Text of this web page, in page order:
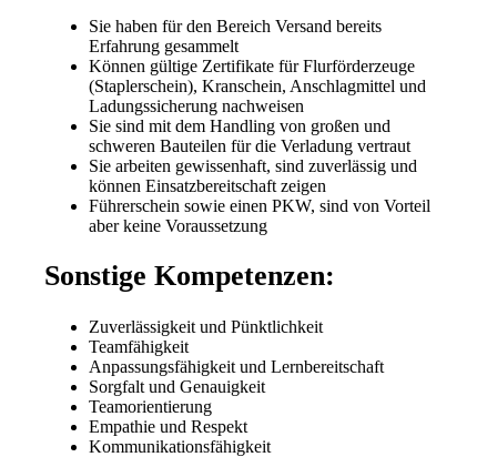
Sie haben für den Bereich Versand bereits
Erfahrung gesammelt
Können gültige Zertifikate für Flurförderzeuge
(Staplerschein), Kranschein, Anschlagmittel und
Ladungssicherung nachweisen
Sie sind mit dem Handling von großen und
schweren Bauteilen für die Verladung vertraut
Sie arbeiten gewissenhaft, sind zuverlässig und
können Einsatzbereitschaft zeigen
Führerschein sowie einen PKW, sind von Vorteil
aber keine Voraussetzung
Sonstige Kompetenzen:
Zuverlässigkeit und Pünktlichkeit
Teamfähigkeit
Anpassungsfähigkeit und Lernbereitschaft
Sorgfalt und Genauigkeit
Teamorientierung
Empathie und Respekt
Kommunikationsfähigkeit